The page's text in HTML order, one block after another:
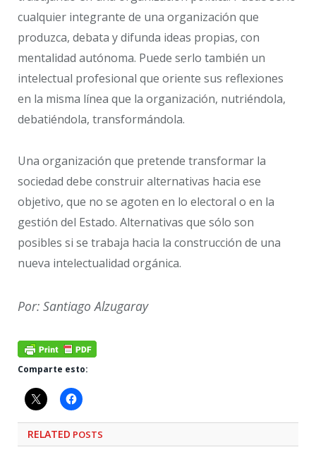
cualquier integrante de una organización que
produzca, debata y difunda ideas propias, con
mentalidad autónoma. Puede serlo también un
intelectual profesional que oriente sus reflexiones
en la misma línea que la organización, nutriéndola,
debatiéndola, transformándola.
Una organización que pretende transformar la
sociedad debe construir alternativas hacia ese
objetivo, que no se agoten en lo electoral o en la
gestión del Estado. Alternativas que sólo son
posibles si se trabaja hacia la construcción de una
nueva intelectualidad orgánica.
Por: Santiago Alzugaray
Comparte esto:
RELATED POSTS